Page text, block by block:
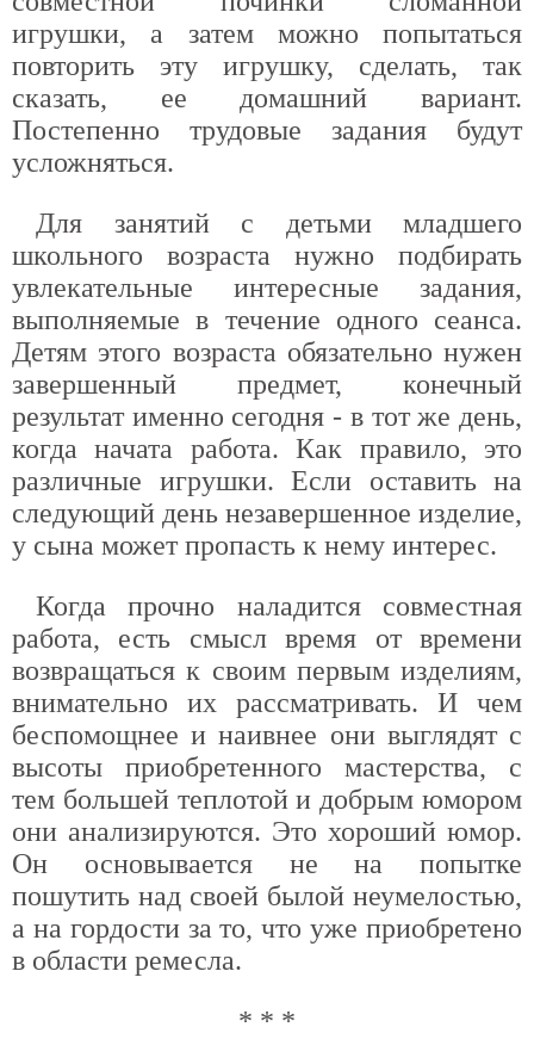
игрушки, а затем можно попытаться
повторить эту игрушку, сделать, так
сказать, ее домашний вариант.
Постепенно трудовые задания будут
усложняться.
Для занятий с детьми младшего
школьного возраста нужно подбирать
увлекательные интересные задания,
выполняемые в течение одного сеанса.
Детям этого возраста обязательно нужен
завершенный предмет, конечный
результат именно сегодня - в тот же день,
когда начата работа. Как правило, это
различные игрушки. Если оставить на
следующий день незавершенное изделие,
у сына может пропасть к нему интерес.
Когда прочно наладится совместная
работа, есть смысл время от времени
возвращаться к своим первым изделиям,
внимательно их рассматривать. И чем
беспомощнее и наивнее они выглядят с
высоты приобретенного мастерства, с
тем большей теплотой и добрым юмором
они анализируются. Это хороший юмор.
Он основывается не на попытке
пошутить над своей былой неумелостью,
а на гордости за то, что уже приобретено
в области ремесла.
* * *